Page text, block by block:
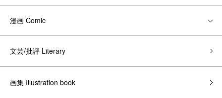
漫画 Comic
文芸/批評 Literary
画集 Illustration book